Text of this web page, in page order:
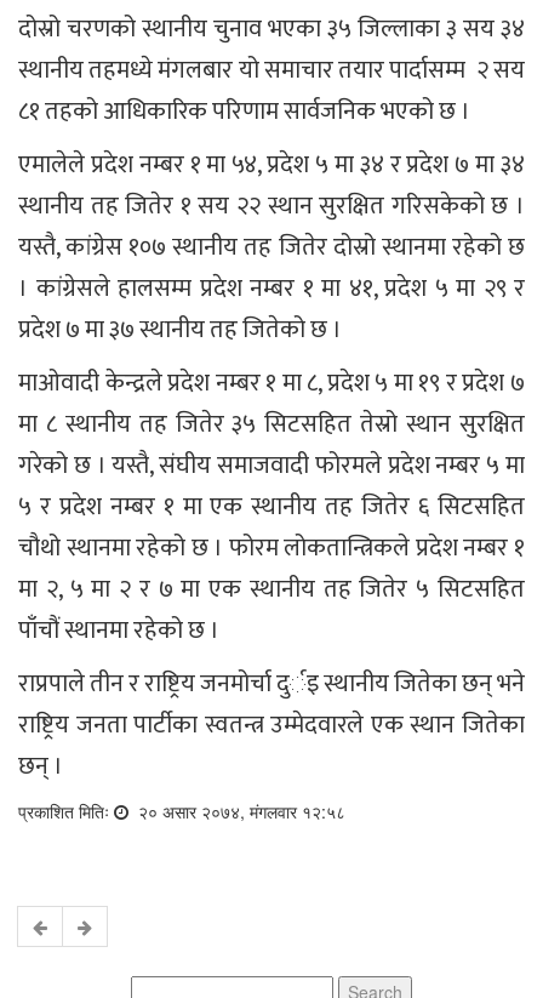
दोस्रो चरणको स्थानीय चुनाव भएका ३५ जिल्लाका ३ सय ३४
स्थानीय तहमध्ये मंगलबार यो समाचार तयार पार्दासम्म २ सय
८१ तहको आधिकारिक परिणाम सार्वजनिक भएको छ ।
एमालेले प्रदेश नम्बर १ मा ५४, प्रदेश ५ मा ३४ र प्रदेश ७ मा ३४
स्थानीय तह जितेर १ सय २२ स्थान सुरक्षित गरिसकेको छ ।
यस्तै, कांग्रेस १०७ स्थानीय तह जितेर दोस्रो स्थानमा रहेको छ
। कांग्रेसले हालसम्म प्रदेश नम्बर १ मा ४१, प्रदेश ५ मा २९ र
प्रदेश ७ मा ३७ स्थानीय तह जितेको छ ।
माओवादी केन्द्रले प्रदेश नम्बर १ मा ८, प्रदेश ५ मा १९ र प्रदेश ७
मा ८ स्थानीय तह जितेर ३५ सिटसहित तेस्रो स्थान सुरक्षित
गरेको छ । यस्तै, संघीय समाजवादी फोरमले प्रदेश नम्बर ५ मा
५ र प्रदेश नम्बर १ मा एक स्थानीय तह जितेर ६ सिटसहित
चौथो स्थानमा रहेको छ । फोरम लोकतान्त्रिकले प्रदेश नम्बर १
मा २, ५ मा २ र ७ मा एक स्थानीय तह जितेर ५ सिटसहित
पाँचौं स्थानमा रहेको छ ।
राप्रपाले तीन र राष्ट्रिय जनमोर्चा दुर्इ स्थानीय जितेका छन् भने
राष्ट्रिय जनता पार्टीका स्वतन्त्र उम्मेदवारले एक स्थान जितेका
छन् ।
प्रकाशित मितिः २० असार २०७४, मंगलवार १२:५८